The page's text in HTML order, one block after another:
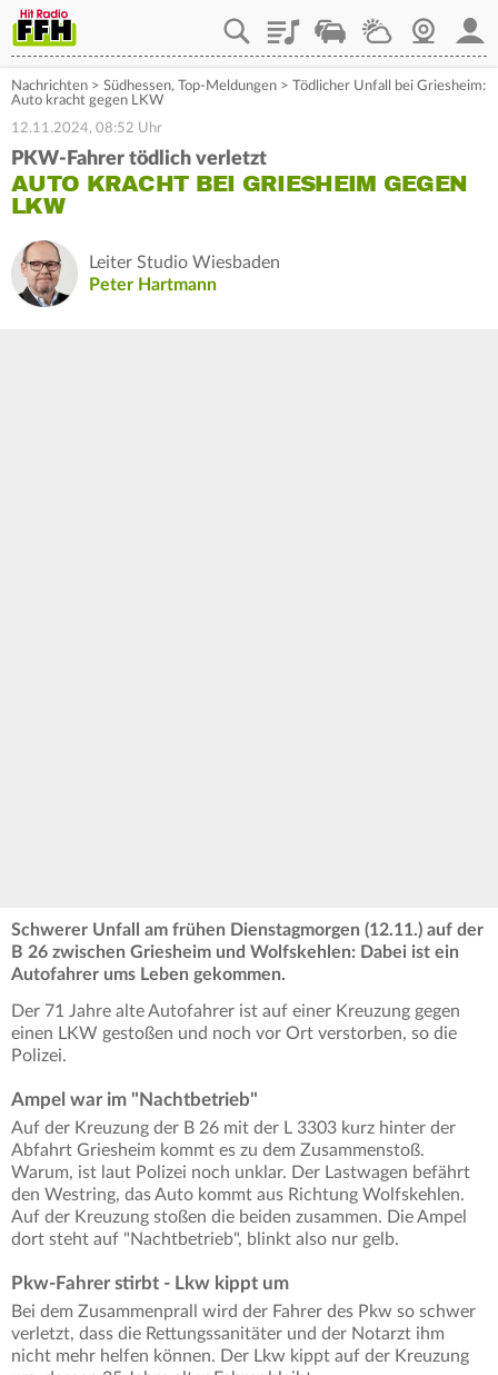
PlaylistStaupilotWetterWebcam
Nachrichten > Südhessen, Top-Meldungen > Tödlicher Unfall bei Griesheim:
Auto kracht gegen LKW
12.11.2024, 08:52 Uhr
PKW-Fahrer tödlich verletzt
AUTO KRACHT BEI GRIESHEIM GEGEN
LKW
Leiter Studio Wiesbaden
Peter Hartmann
Schwerer Unfall am frühen Dienstagmorgen (12.11.) auf der
B 26 zwischen Griesheim und Wolfskehlen: Dabei ist ein
Autofahrer ums Leben gekommen.
Der 71 Jahre alte Autofahrer ist auf einer Kreuzung gegen
einen LKW gestoßen und noch vor Ort verstorben, so die
Polizei.
Ampel war im "Nachtbetrieb"
Auf der Kreuzung der B 26 mit der L 3303 kurz hinter der
Abfahrt Griesheim kommt es zu dem Zusammenstoß.
Warum, ist laut Polizei noch unklar. Der Lastwagen befährt
den Westring, das Auto kommt aus Richtung Wolfskehlen.
Auf der Kreuzung stoßen die beiden zusammen. Die Ampel
dort steht auf "Nachtbetrieb", blinkt also nur gelb.
Pkw-Fahrer stirbt - Lkw kippt um
Bei dem Zusammenprall wird der Fahrer des Pkw so schwer
verletzt, dass die Rettungssanitäter und der Notarzt ihm
nicht mehr helfen können. Der Lkw kippt auf der Kreuzung